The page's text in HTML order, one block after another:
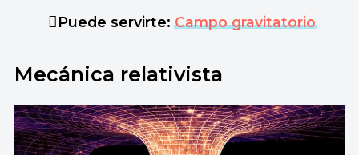
Puede servirte:Campo gravitatorio
Mecánica relativista